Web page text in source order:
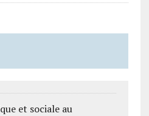
et sociale au